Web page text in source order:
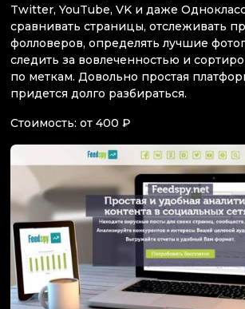
Twitter, YouTube, VK и даже
сравнивать страницы, отслеживать
фолловеров, определять лучшие
следить за вовлеченностью и
по меткам. Довольно простая
придется долго разбираться.
Стоимость: от 400 ₽